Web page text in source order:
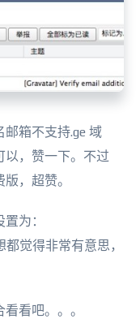
箱不支持.ge 域
以，赞一下。不过
，超赞。
为：
觉得非常有意思，
看吧。。。